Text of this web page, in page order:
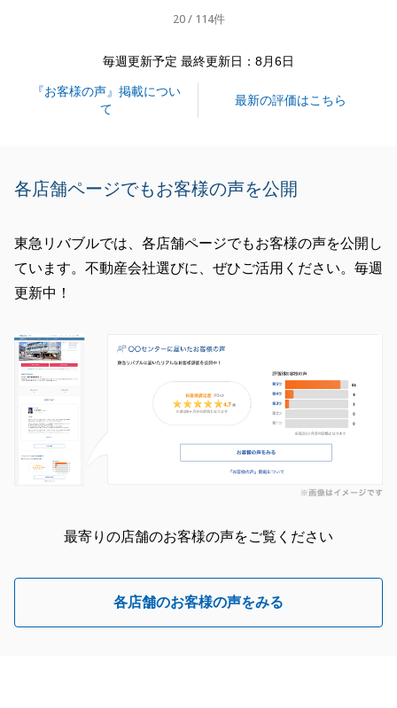
今後ともよろしくお願いいたします。
20 / 114件
毎週更新予定 最終更新日：8月6日
『お客様の声』掲載につい
て
最新の評価はこちら
各店舗ページでもお客様の声を公開
東急リバブルでは、各店舗ページでもお客様の声を公開し
ています。不動産会社選びに、ぜひご活用ください。毎週
更新中！
最寄りの店舗のお客様の声をご覧ください
各店舗のお客様の声をみる